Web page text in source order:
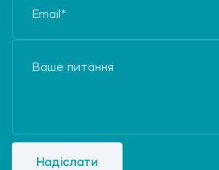
Надіслати